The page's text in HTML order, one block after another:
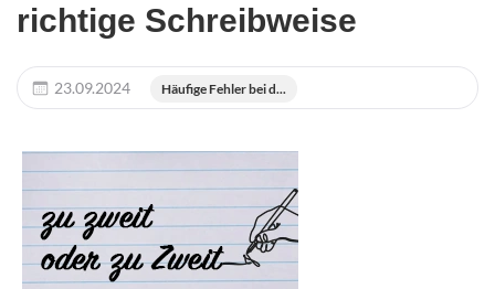
richtige Schreibweise
23.09.2024 Häufige Fehler bei d...